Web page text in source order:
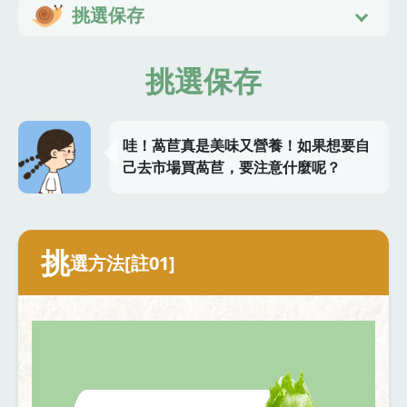
挑選保存
挑選保存
哇！萵苣真是美味又營養！如果想要自
己去市場買萵苣，要注意什麼呢？
挑選方法[註01]